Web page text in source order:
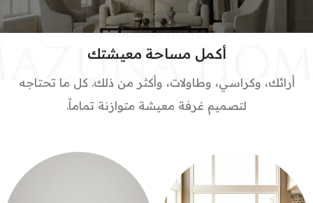
MAZUNA HOME
MAZUNA HOME
أكمل مساحة معيشتك
أرائك، وكراسي، وطاولات، وأكثر من ذلك. كل ما تحتاجه
لتصميم غرفة معيشة متوازنة تماماً.